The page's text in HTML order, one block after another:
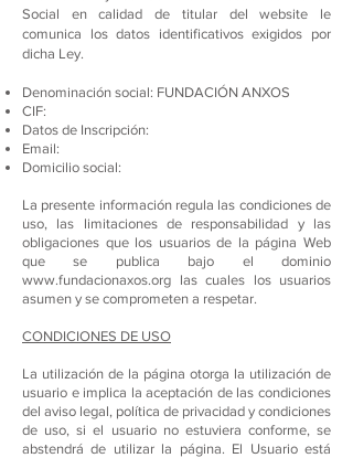
Social en calidad de titular del website le
comunica los datos identificativos exigidos por
dicha Ley.​
Denominación social: FUNDACIÓN ANXOS
CIF:
Datos de Inscripción:
Email:
Domicilio social:
La presente información regula las condiciones de
uso, las limitaciones de responsabilidad y las
obligaciones que los usuarios de la página Web
que se publica bajo el dominio
www.fundacionaxos.org las cuales los usuarios
asumen y se comprometen a respetar.
CONDICIONES DE USO
La utilización de la página otorga la utilización de
usuario e implica la aceptación de las condiciones
del aviso legal, política de privacidad y condiciones
de uso, si el usuario no estuviera conforme, se
abstendrá de utilizar la página. El Usuario está